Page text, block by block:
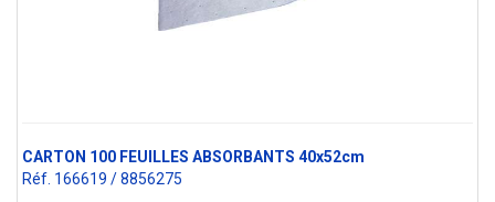
CARTON 100 FEUILLES ABSORBANTS 40x52cm
Réf. 166619 / 8856275